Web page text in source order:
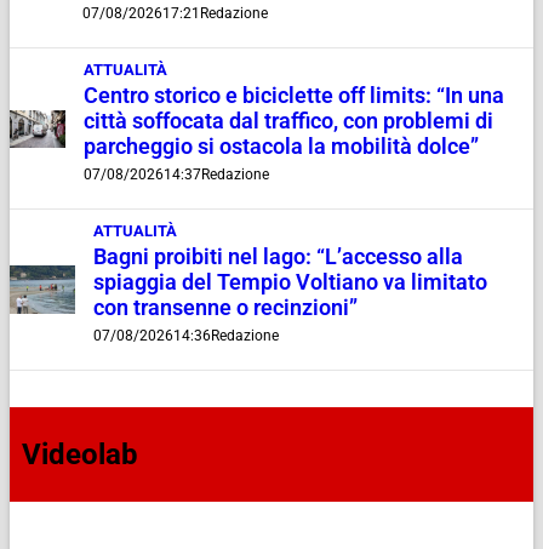
07/08/202617:21 Redazione
ATTUALITÀ
Centro storico e biciclette off limits: “In una
città soffocata dal traffico, con problemi di
parcheggio si ostacola la mobilità dolce”
07/08/202614:37Redazione
ATTUALITÀ
Bagni proibiti nel lago: “L’accesso alla
spiaggia del Tempio Voltiano va limitato
con transenne o recinzioni”
07/08/202614:36Redazione
Videolab